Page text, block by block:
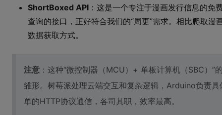
ShortBoxed API ：这是一个专注于漫画发行信息的免
查询的接口，正好符合我们的“周更”需求。相比爬取
数据获取方式。
注意 ：这种“微控制器（MCU）+ 单板计算机（SBC）”
雏形。树莓派处理云端交互和复杂逻辑，Arduino负责
单的HTTP协议通信，各司其职，效率最高。